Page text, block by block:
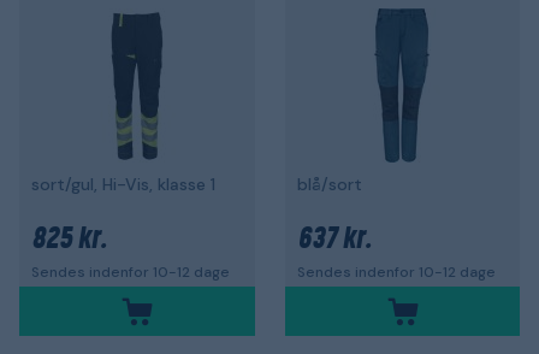
sort/gul, Hi-Vis, klasse 1
825 kr.
Sendes indenfor 10-12 dage
blå/sort
637 kr.
Sendes indenfor 10-12 dage